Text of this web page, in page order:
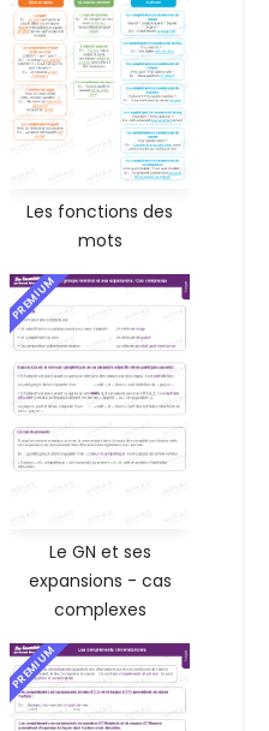
Les fonctions des
mots
PREMIUM
Le GN et ses
expansions - cas
complexes
PREMIUM